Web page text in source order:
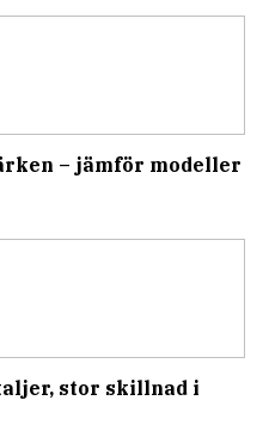
– jämför modeller
stor skillnad i